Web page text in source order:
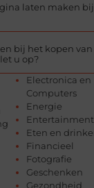
laten maken
bij het kopen
u op?
Electronica en
Computers
Energie
Entertainment
Eten en
Financieel
Fotografie
Geschenken
Gezondheid